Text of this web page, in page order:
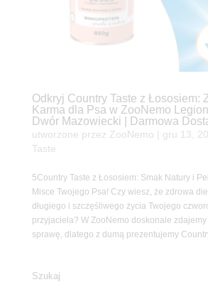
Odkryj Country Taste z Łososiem:
Karma dla Psa w ZooNemo
Dwór Mazowiecki | Darmowa
utworzone przez ZooNemo gru 13,
Taste
5Country Taste z Łososiem: Smak Natury i
Misce Twojego Psa! Czy wiesz, że zdrowa
długiego i szczęśliwego życia Twojego
przyjaciela? W ZooNemo doskonale
sprawę, dlatego z dumą prezentujemy
Szukaj